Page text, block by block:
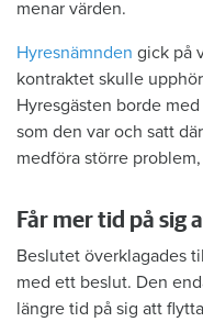
menar värden.
Hyresnämnden gick på
kontraktet skulle
Hyresgästen borde
som den var och satt
medföra större
Får mer tid på sig
Beslutet överklagades
med ett beslut. Den
längre tid på sig att